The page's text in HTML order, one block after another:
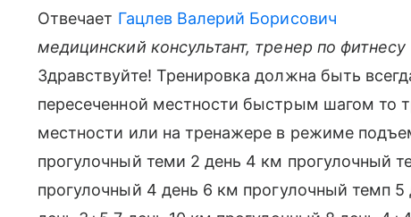
Отвечает Гацлев Валерий Борисович
медицинский консультант, тренер по фитнесу
Здравствуйте! Тренировка должна быть
пересеченной местности быстрым шагом то
местности или на тренажере в режиме
прогулочный теми 2 день 4 км прогулочный
прогулочный 4 день 6 км прогулочный темп